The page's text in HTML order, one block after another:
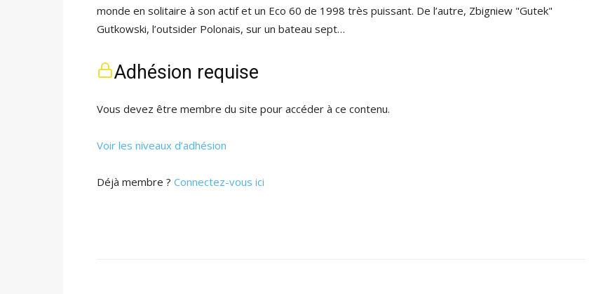
monde en solitaire à son actif et un Eco 60 de 1998 très puissant. De l’autre, Zbigniew "Gutek"
Gutkowski, l’outsider Polonais, sur un bateau sept…
Adhésion requise
Vous devez être membre du site pour accéder à ce contenu.
Voir les niveaux d’adhésion
Déjà membre ? Connectez-vous ici